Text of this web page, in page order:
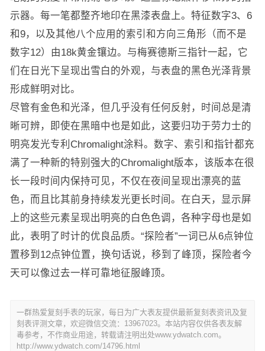
示器。每一笔都整齐地印在黑漆表盘上。特征数字3、6
和9，以及其他八个应用的索引和方向三角形（而不是
数字12）由18k黄金镶边。与梅赛德斯三指针一起，它
们在日光下呈现出雪白的外观，与表盘的黑色光泽背景
形成鲜明对比。
尽管有金色和光泽，但几乎没有任何反射，时间总是清
晰可辨，即使在黑暗中也是如此，这要归功于劳力士的
明亮发光专利Chromalight涂料。数字、索引和指针都充
满了一种新的特别强大的Chromalight版本，该版本在很
长一段时间内保持可见，不仅在夜间呈现出漂亮的蓝
色，而且比其前身持续发光更长时间。在白天，显示屏
上的这些元素呈现出明亮的白色色调，各种字母也是如
此，表明了时计的优良品质。“探险者”一词已从6点钟位
置移到12点钟位置，换句话说，移到了峰顶，探险者今
天可以像过去一样可靠地征服峰顶。
一群热爱复刻手表的玩家，每日为广大表友提供最新复刻表资讯及复
刻表评测文章，欢迎微信交流：13967023。本站内容仅供各表友解
毒参考，不作商业用途，转载请注明出处www.ydwatch.com。
http://www.ydwatch.com/14796.html